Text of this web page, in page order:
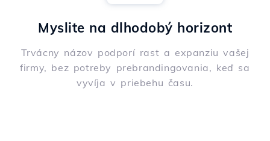
Myslite na dlhodobý horizont
Trvácny názov podporí rast a expanziu vašej
firmy, bez potreby prebrandingovania, keď sa
vyvíja v priebehu času.